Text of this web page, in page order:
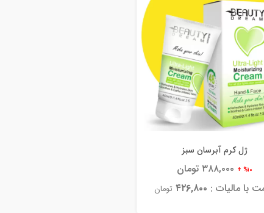
ژل کرم آبرسان سبز
%۱۰ +
با مالیات : ۴۲۶,۸۰۰ تومان